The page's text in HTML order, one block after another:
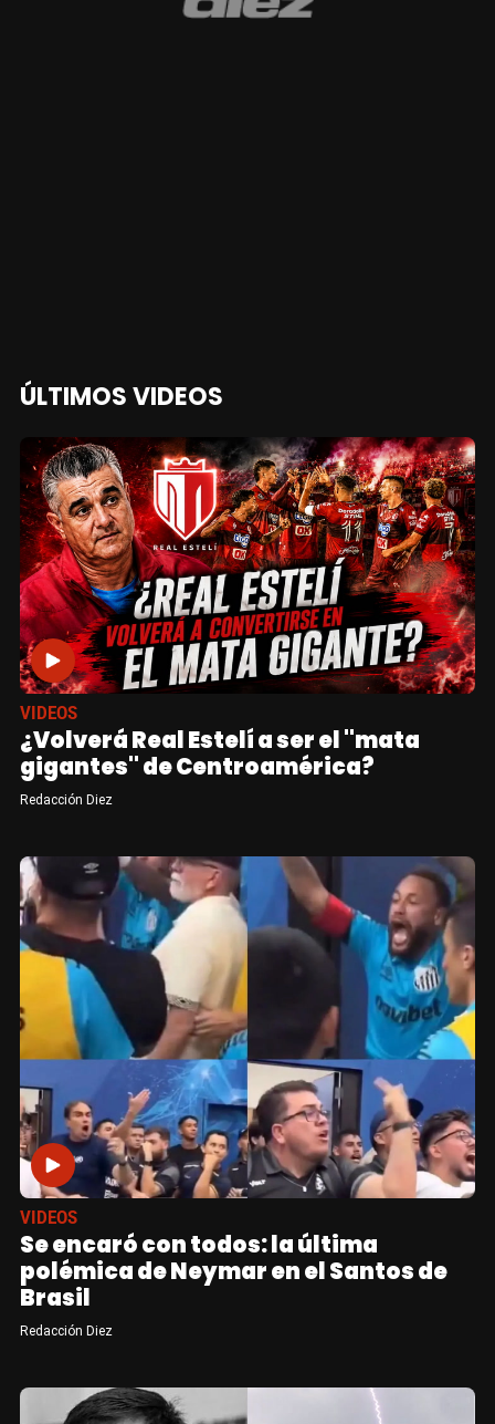
ÚLTIMOS VIDEOS
VIDEOS
¿Volverá Real Estelí a ser el "mata
gigantes" de Centroamérica?
Redacción Diez
VIDEOS
Se encaró con todos: la última
polémica de Neymar en el Santos de
Brasil
Redacción Diez